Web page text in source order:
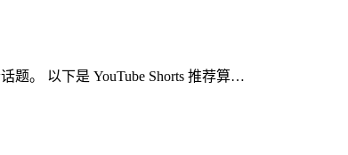
题。 以下是 YouTube Shorts 推荐算…